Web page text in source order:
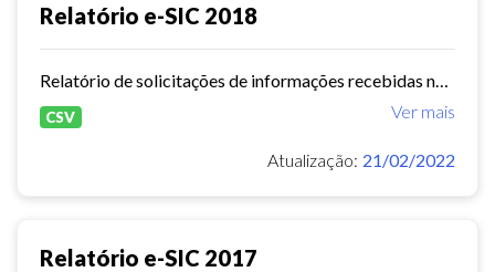
Relatório e-SIC 2018
Ver mais
CSV
Atualização: 21/02/2022
Relatório e-SIC 2017